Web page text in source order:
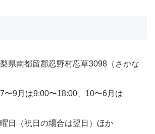
県南都留郡忍野村忍草3098（さかな
9月は9:00〜18:00、10〜6月は
日（祝日の場合は翌日）ほか